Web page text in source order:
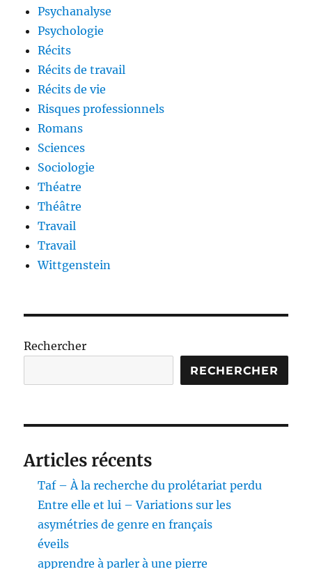
Psychanalyse
Psychologie
Récits
Récits de travail
Récits de vie
Risques professionnels
Romans
Sciences
Sociologie
Théatre
Théâtre
Travail
Travail
Wittgenstein
Rechercher
RECHERCHER
Articles récents
Taf – À la recherche du prolétariat perdu
Entre elle et lui – Variations sur les
asymétries de genre en français
éveils
apprendre à parler à une pierre